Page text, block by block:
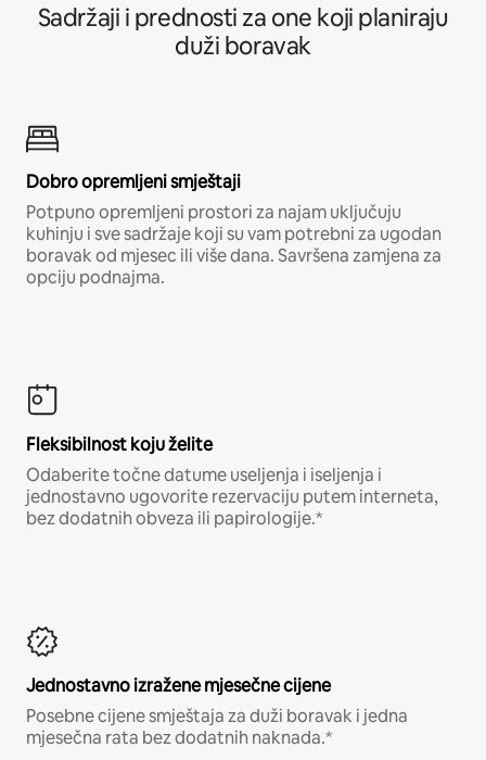
Sadržaji i prednosti za one koji planiraju
duži boravak
Dobro opremljeni smještaji
Potpuno opremljeni prostori za najam uključuju
kuhinju i sve sadržaje koji su vam potrebni za ugodan
boravak od mjesec ili više dana. Savršena zamjena za
opciju podnajma.
Fleksibilnost koju želite
Odaberite točne datume useljenja i iseljenja i
jednostavno ugovorite rezervaciju putem interneta,
bez dodatnih obveza ili papirologije.*
Jednostavno izražene mjesečne cijene
Posebne cijene smještaja za duži boravak i jedna
mjesečna rata bez dodatnih naknada.*